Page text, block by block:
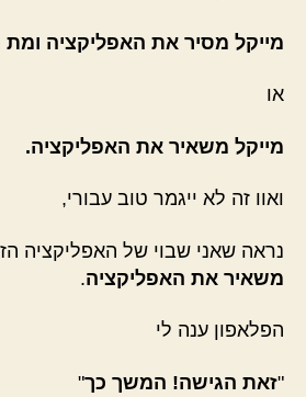
מייקל מסיר את האפליקציה
או
מייקל משאיר את האפליקציה.
ואוו זה לא ייגמר טוב עבורי,
נראה שאני שבוי של האפליקציה
משאיר את האפליקציה.
הפלאפון ענה לי
"זאת הגישה! המשך כך"